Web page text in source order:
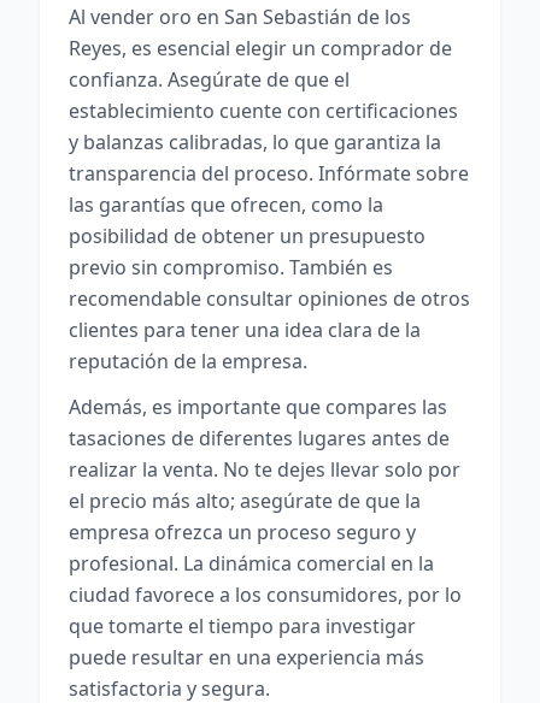
Al vender oro en San Sebastián de los
Reyes, es esencial elegir un comprador de
confianza. Asegúrate de que el
establecimiento cuente con certificaciones
y balanzas calibradas, lo que garantiza la
transparencia del proceso. Infórmate sobre
las garantías que ofrecen, como la
posibilidad de obtener un presupuesto
previo sin compromiso. También es
recomendable consultar opiniones de otros
clientes para tener una idea clara de la
reputación de la empresa.
Además, es importante que compares las
tasaciones de diferentes lugares antes de
realizar la venta. No te dejes llevar solo por
el precio más alto; asegúrate de que la
empresa ofrezca un proceso seguro y
profesional. La dinámica comercial en la
ciudad favorece a los consumidores, por lo
que tomarte el tiempo para investigar
puede resultar en una experiencia más
satisfactoria y segura.